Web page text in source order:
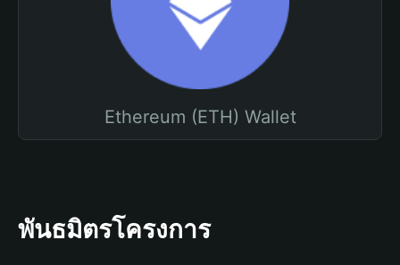
Ethereum (ETH) Wallet
พันธมิตรโครงการ